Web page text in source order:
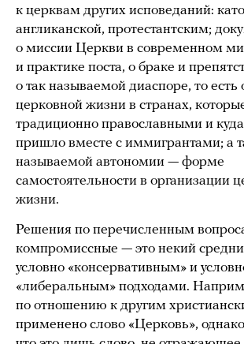
к церквам других исповеданий:
англиканской, протестантским;
о миссии Церкви в современном
и практике поста, о браке и
о так называемой диаспоре, то есть
церковной жизни в странах,
традиционно православными и
пришло вместе с иммигрантами; а
называемой автономии — форме
самостоятельности в организации
жизни.
Решения по перечисленным
компромиссные — это некий
условно «консервативным» и
«либеральным» подходами.
по отношению к другим
применено слово «Церковь»,